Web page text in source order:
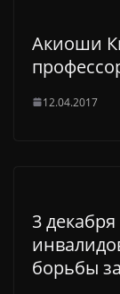
Акиоши
12.04.2017
3
борьбы